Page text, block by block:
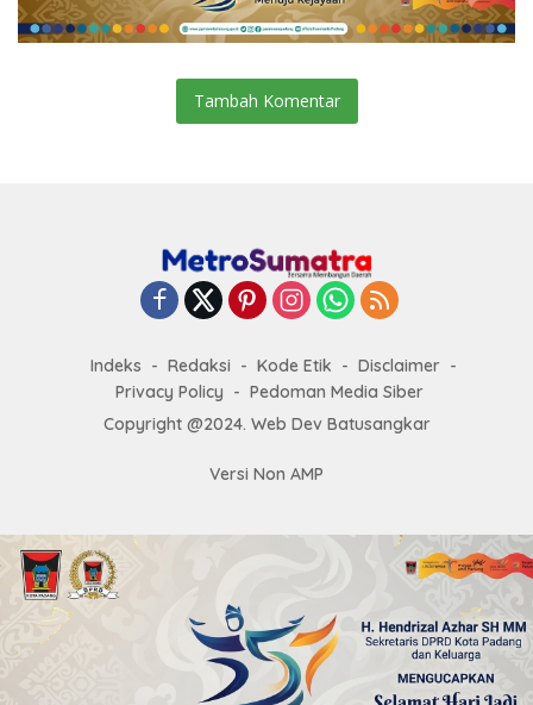
Tambah Komentar
Indeks Redaksi Kode Etik
Disclaimer
Privacy Policy
Pedoman Media Siber
Copyright @2024. Web Dev Batusangkar
Versi Non AMP